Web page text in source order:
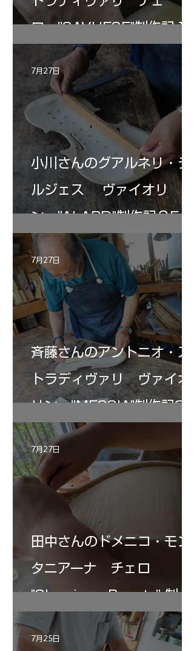
ロ ”SAVUESE"制作記１2
小川さんのグアルネリ・デ
ルジェス ヴァイオリ
ン ”ALARD"制作記３5
7月27日
斉藤さんのアントニオ・ス
トラディヴァリ ヴァイオ
リン ”MESSIA"制作記33
7月27日
田中さんのドメニコ・モン
タニアーナ チェロ
"Sleeping・Beauty” 制作
記 30
7月27日
7月25日